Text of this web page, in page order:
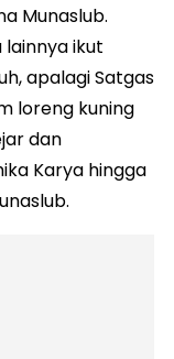
Munaslub.
lainnya ikut
apalagi Satgas
loreng kuning
dan
Karya hingga